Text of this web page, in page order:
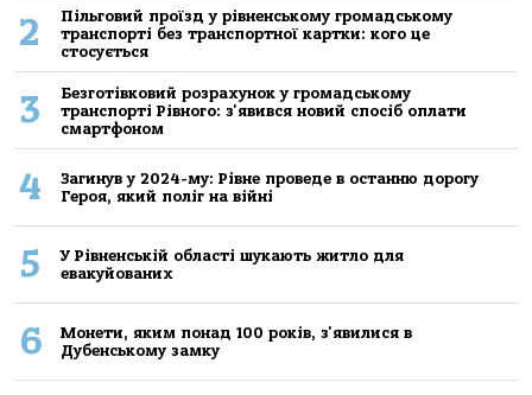
2
Пільговий проїзд у рівненському громадському
транспорті без транспортної картки: кого це
стосується
3
Безготівковий розрахунок у громадському
транспорті Рівного: з'явився новий спосіб оплати
смартфоном
4
Загинув у 2024-му: Рівне проведе в останню дорогу
Героя, який поліг на війні
5
У Рівненській області шукають житло для
евакуйованих
6
Монети, яким понад 100 років, з'явилися в
Дубенському замку